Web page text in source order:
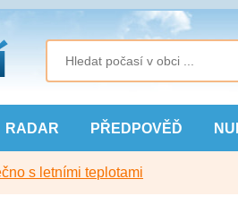
RADAR PŘEDPOVĚĎ
s letními teplotami